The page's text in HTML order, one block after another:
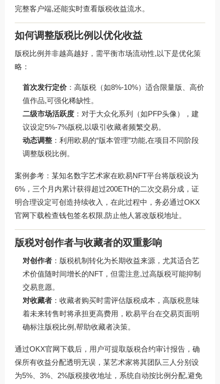
完整客户端,还能实时查看版税收益流水。
如何调整版税比例以优化收益
版税比例并非越高越好，需平衡市场流动性,以下是优化策
略：
首次发行定价 ：高版税（如8%-10%）适合限量版、高价
值作品,可强化稀缺性。
二级市场活跃度 ：对于大众化系列（如PFP头像），建
议设定5%-7%版税,以吸引收藏者频繁交易。
动态调整 ：利用欧易的“版本管理”功能,在项目不同阶段
调整版税比例。
案例参考：某知名数字艺术家在欧易NFT平台将版税设为
6%，三个月内累计获得超过200ETH的二次交易分成，证
明合理设定可创造持续收入，在此过程中，务必通过OKX
官网下载检查钱包签名权限,防止他人篡改版税地址。
版税对创作者与收藏者的双重影响
对创作者 ：版税机制转化为长期收益来源，尤其适合艺
术价值随时间增长的NFT，但需注意,过高版税可能抑制
交易意愿。
对收藏者 ：收藏者购买时需评估版税成本，高版税意味
着未来转售时将承担更高费用，欧易平台在交易页面明
确标注版税比例,帮助收藏者决策。
通过OKX官网下载后，用户可提取版税合约审计报告，确
保所有收益分配透明无误，某艺术家将其团队三人分别设
为5%、3%、2%版税接收地址，系统自动按比例分配,避免